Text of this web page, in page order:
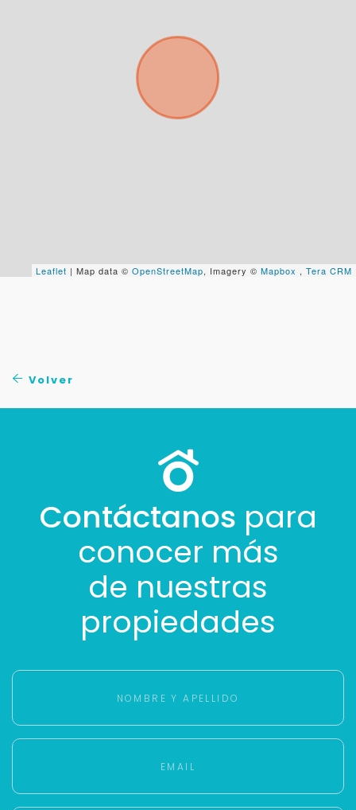
Leaflet | Map data © OpenStreetMap, Imagery © Mapbox , Tera CRM
Volver
Contáctanos para
conocer más
de nuestras
propiedades
Para responderte
mejor y más rápido
Tu WhatsApp *
Continuar por WhatsApp
Cancelar
Buscamos darte la mejor experiencia.
Con estos datos podemos responderte mejor y
más rápido.